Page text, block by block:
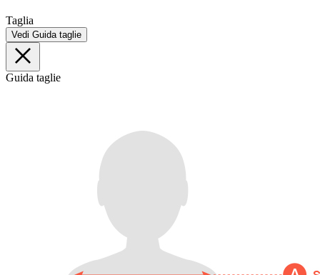
Taglia
Vedi Guida taglie
Guida taglie